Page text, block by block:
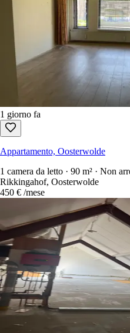
Ordina per newest first
Solo annunci gratuiti da contattare
Ogni affitto nei Paesi Bassi in
Crea un account
1 giorno fa
Appartamento, Oosterwolde
1 camera da letto · 90 m² · Non